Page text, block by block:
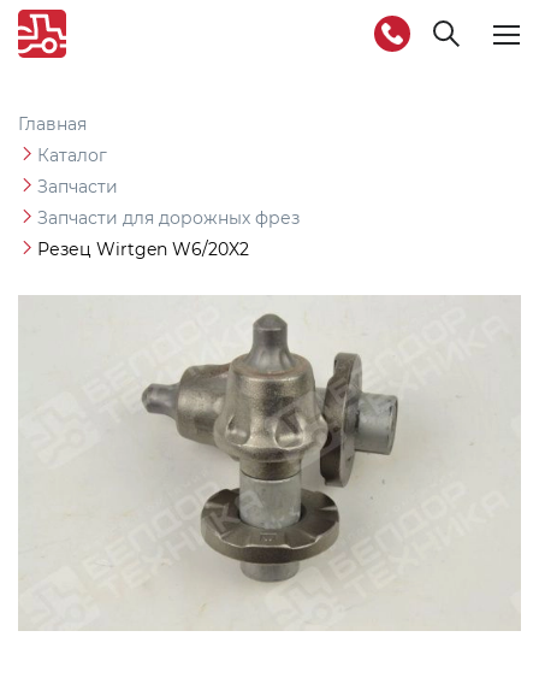
Главная
Каталог
Запчасти
Запчасти для дорожных фрез
Резец Wirtgen W6/20X2